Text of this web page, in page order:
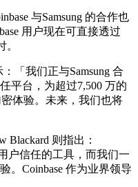
与Samsung 的合作也
用户现在可直接透过
。
「我们正与Samsung 合
平台，为超过7,500 万的
体验。未来，我们也将
Blackard 则指出：
用户信任的工具，而我们一
。Coinbase 作为业界领导